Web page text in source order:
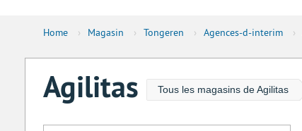
Home › Magasin › Tongeren › Agences-d-interim ›
Agilitas Tous les magasins de Agilitas